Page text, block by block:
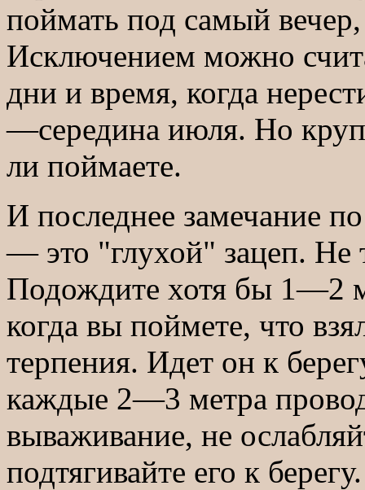
поймать под самый
Исключением можно
дни и время, когда
—середина июля. Но
ли поймаете.
И последнее замечание
— это "глухой" зацеп. Не
Подождите хотя бы 1—2
когда вы поймете, что
терпения. Идет он к
каждые 2—3 метра
вываживание, не
подтягивайте его к берегу.